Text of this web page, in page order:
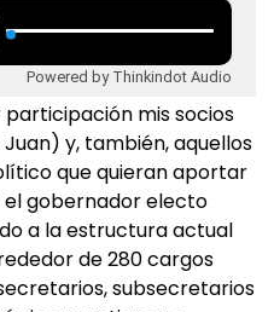
Powered by Thinkindot Audio
participación mis socios
y, también, aquellos
que quieran aportar
el gobernador electo
a la estructura actual
de 280 cargos
subsecretarios